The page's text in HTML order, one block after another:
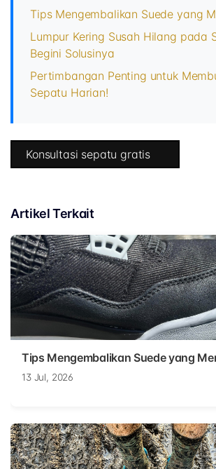
Tips Mengembalikan Suede yang
Lumpur Kering Susah Hilang pada
Begini Solusinya
Pertimbangan Penting untuk
Sepatu Harian!
Konsultasi sepatu gratis
Artikel Terkait
Tips Mengembalikan Suede yang
13 Jul, 2026